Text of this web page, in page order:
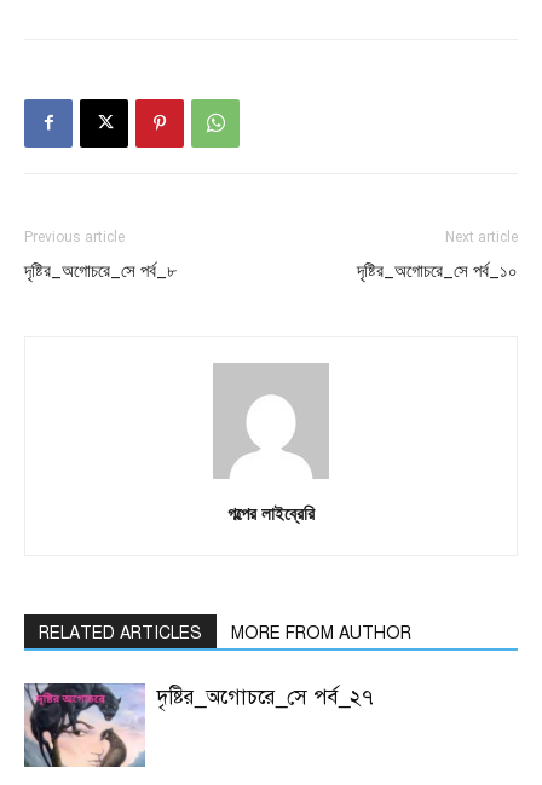
Previous article
দৃষ্টির_অগোচরে_সে পর্ব_৮
Next article
দৃষ্টির_অগোচরে_সে পর্ব_১০
গল্পের লাইব্রেরি
RELATED ARTICLES MORE FROM AUTHOR
দৃষ্টির_অগোচরে_সে পর্ব_২৭